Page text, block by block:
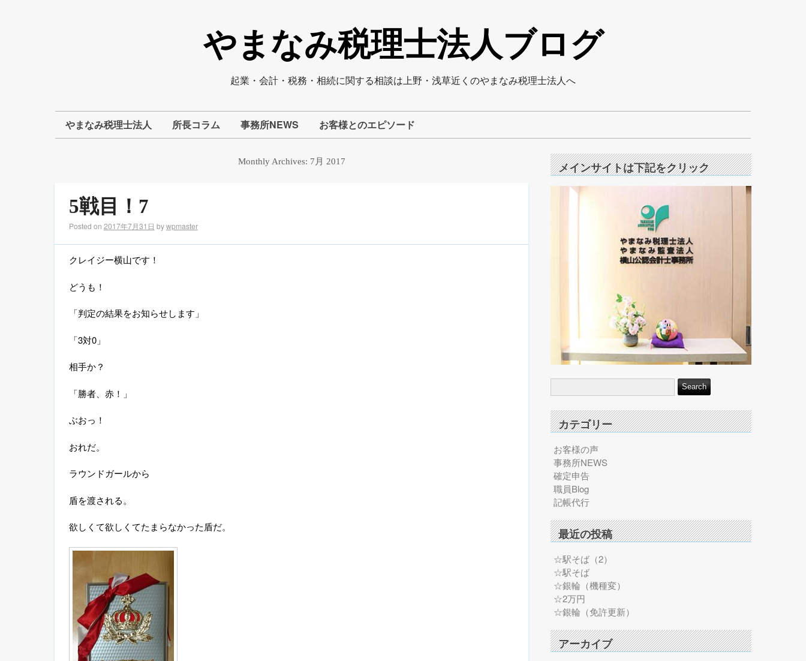
やまなみ税理士法人ブログ
起業・会計・税務・相続に関する相談は上野・浅草近くのやまなみ税理士法人へ
やまなみ税理士法人 所長コラム 事務所NEWS お客様とのエピソード
Monthly Archives: 7月 2017
5戦目！7
Posted on 2017年7月31日 bywpmaster
クレイジー横山です！
どうも！
「判定の結果をお知らせします」
「3対0」
相手か？
「勝者、赤！」
ぶおっ！
おれだ。
ラウンドガールから
盾を渡される。
欲しくて欲しくてたまらなかった盾だ。
メインサイトは下記をクリック
カテゴリー
お客様の声
事務所NEWS
確定申告
職員Blog
記帳代行
最近の投稿
☆駅そば（2）
☆駅そば
☆銀輪（機種変）
☆2万円
☆銀輪（免許更新）
アーカイブ